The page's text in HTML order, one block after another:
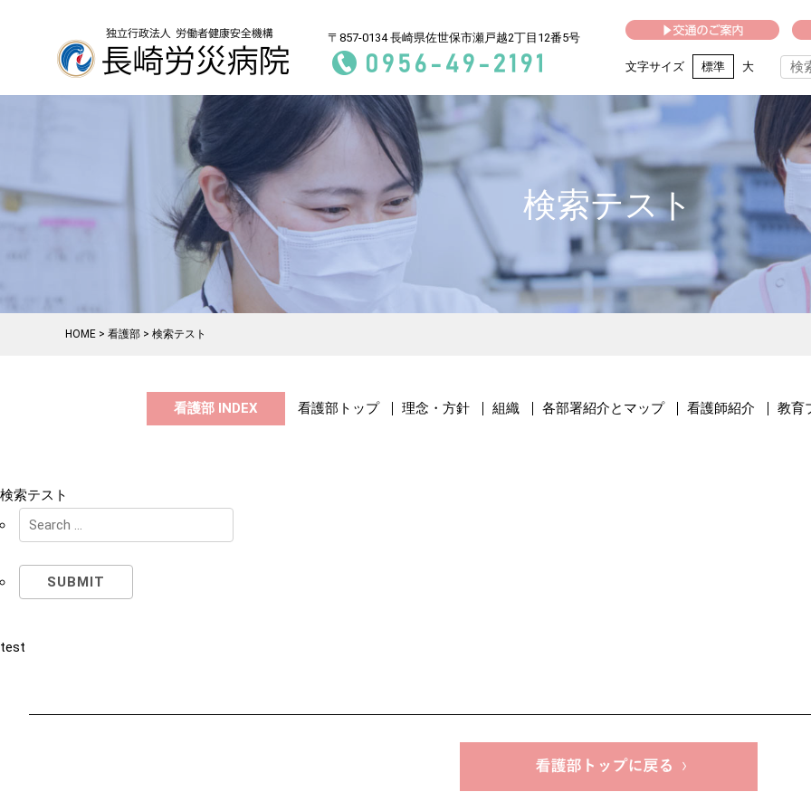
〒857-0134長崎県佐世保市瀬戸越2丁目12番5号
文字サイズ 標準 大
検索テスト
HOME > 看護部 > 検索テスト
看護部 INDEX 看護部トップ 理念・方針 組織 各部署紹介とマップ 看護師紹介 教育
検索テスト
test